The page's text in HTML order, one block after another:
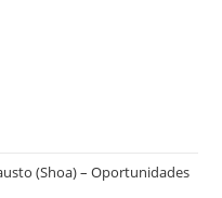
(Shoa) – Oportunidades